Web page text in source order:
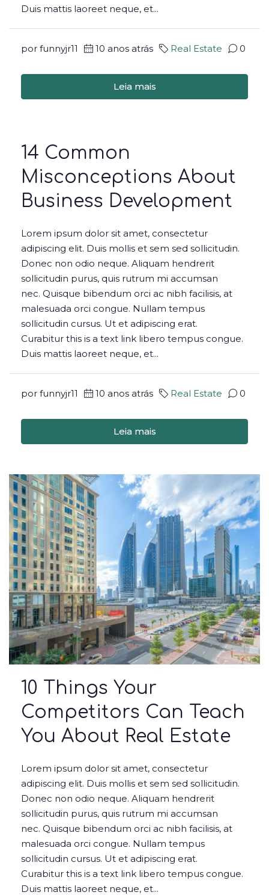
Duis mattis laoreet neque, et...
por funnyjr11 10 anos atrás Real Estate 0
Leia mais
14 Common
Misconceptions About
Business Development
Lorem ipsum dolor sit amet, consectetur
adipiscing elit. Duis mollis et sem sed sollicitudin.
Donec non odio neque. Aliquam hendrerit
sollicitudin purus, quis rutrum mi accumsan
nec. Quisque bibendum orci ac nibh facilisis, at
malesuada orci congue. Nullam tempus
sollicitudin cursus. Ut et adipiscing erat.
Curabitur this is a text link libero tempus congue.
Duis mattis laoreet neque, et...
por funnyjr11 10 anos atrás Real Estate 0
Leia mais
10 Things Your
Competitors Can Teach
You About Real Estate
Lorem ipsum dolor sit amet, consectetur
adipiscing elit. Duis mollis et sem sed sollicitudin.
Donec non odio neque. Aliquam hendrerit
sollicitudin purus, quis rutrum mi accumsan
nec. Quisque bibendum orci ac nibh facilisis, at
malesuada orci congue. Nullam tempus
sollicitudin cursus. Ut et adipiscing erat.
Curabitur this is a text link libero tempus congue.
Duis mattis laoreet neque, et...